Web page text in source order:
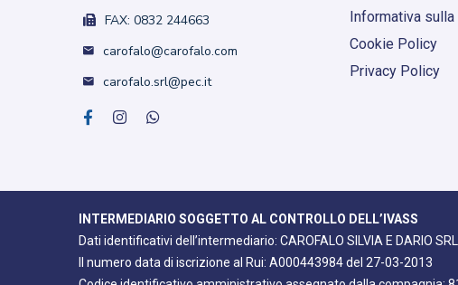
FAX: 0832 244663
carofalo@carofalo.com
carofalo.srl@pec.it
Informativa
Cookie Policy
Privacy Policy
INTERMEDIARIO SOGGETTO AL CONTROLLO DELL’IVASS
Dati identificativi dell’intermediario: CAROFALO SILVIA E DARIO
Il numero data di iscrizione al Rui: A000443984 del 27-03-2013